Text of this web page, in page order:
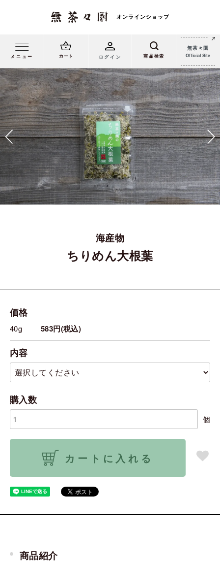
メニュー カート ログイン
無茶々園
Official Site
海産物
ちりめん大根葉
価格
40g 583円(税込)
内容
購入数
個
カートに入れる
商品紹介